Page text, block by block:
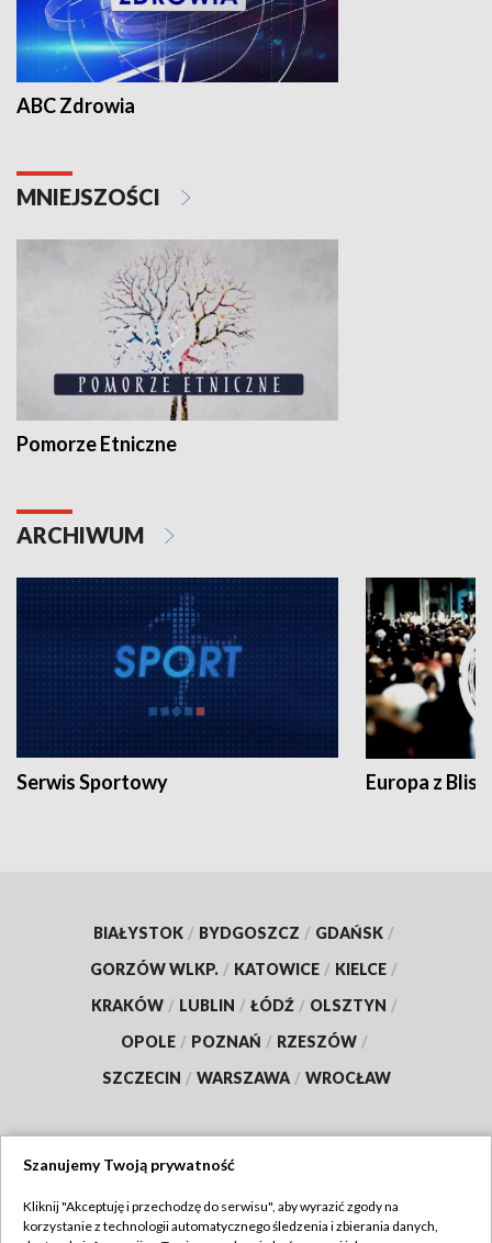
ABC Zdrowia
MNIEJSZOŚCI
Pomorze Etniczne
ARCHIWUM
Serwis Sportowy Europa z
BIAŁYSTOK / BYDGOSZCZ / GDAŃSK /
GORZÓW WLKP. / KATOWICE / KIELCE /
KRAKÓW / LUBLIN / ŁÓDŹ / OLSZTYN /
OPOLE / POZNAŃ / RZESZÓW /
SZCZECIN / WARSZAWA / WROCŁAW
TVP
Szanujemy Twoją prywatność
Kliknij "Akceptuję i przechodzę do serwisu", aby wyrazić zgody na
korzystanie z technologii automatycznego śledzenia i zbierania danych,